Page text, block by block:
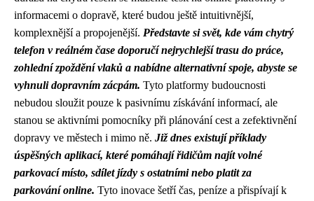
informacemi o dopravě, které budou ještě intuitivnější,
komplexnější a propojenější. Představte si svět, kde vám chytrý
telefon v reálném čase doporučí nejrychlejší trasu do práce,
zohlední zpoždění vlaků a nabídne alternativní spoje, abyste se
vyhnuli dopravním zácpám. Tyto platformy budoucnosti
nebudou sloužit pouze k pasivnímu získávání informací, ale
stanou se aktivními pomocníky při plánování cest a zefektivnění
dopravy ve městech i mimo ně. Již dnes existují příklady
úspěšných aplikací, které pomáhají řidičům najít volné
parkovací místo, sdílet jízdy s ostatními nebo platit za
parkování online. Tyto inovace šetří čas, peníze a přispívají k